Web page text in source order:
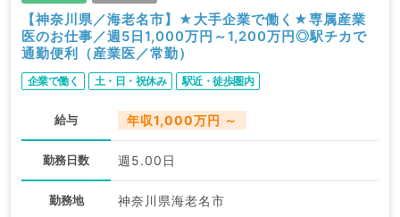
【神奈川県／海老名市】★大手企業で働く★専属産業
医のお仕事／週5日1,000万円～1,200万円◎駅チカで
通勤便利（産業医／常勤）
企業で働く 土・日・祝休み 駅近・徒歩圏内
給与 年収1,000万円 ～
勤務日数 週5.00日
勤務地 神奈川県海老名市